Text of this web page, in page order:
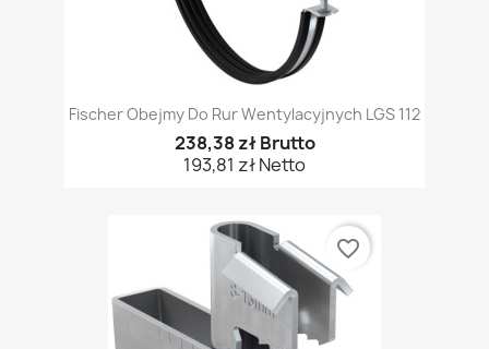
Fischer Obejmy Do Rur Wentylacyjnych LGS 112
238,38 zł Brutto
193,81 zł Netto
favorite_border